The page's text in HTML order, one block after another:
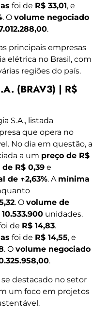
foi de R$ 33,01, e
. O volume negociado
.
principais empresas
elétrica no Brasil, com
regiões do país.
(BRAV3) | R$
S.A., listada
que opera no
No dia em questão, a
a um preço de R$
R$ 0,39 e
de ↑2,63%. A mínima
. O volume de
10.533.900 unidades.
de R$ 14,83.
foi de R$ 14,55, e
. O volume negociado
.
destacado no setor
um foco em projetos